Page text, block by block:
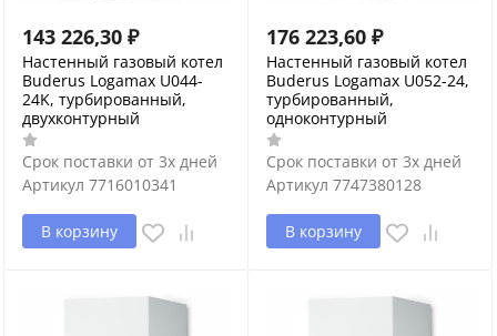
143 226,30 ₽
Настенный газовый котел
Buderus Logamax U044-
24K, турбированный,
двухконтурный
Срок поставки от 3х дней
Артикул 7716010341
В корзину
176 223,60 ₽
Настенный газовый котел
Buderus Logamax U052-24,
турбированный,
одноконтурный
Срок поставки от 3х дней
Артикул 7747380128
В корзину